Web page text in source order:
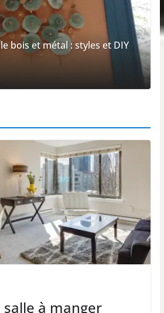
bois et métal : styles et DIY
à manger